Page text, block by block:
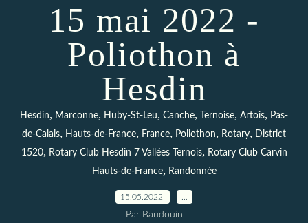
15 mai 2022 -
Poliothon à
Hesdin
Hesdin, Marconne, Huby-St-Leu, Canche, Ternoise, Artois, Pas-
de-Calais, Hauts-de-France, France, Poliothon, Rotary, District
1520, Rotary Club Hesdin 7 Vallées Ternois, Rotary Club Carvin
Hauts-de-France, Randonnée
15.05.2022
Par Baudouin